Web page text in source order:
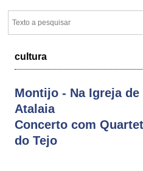
cultura
Montijo - Na Igreja de
Atalaia
Concerto com
do Tejo